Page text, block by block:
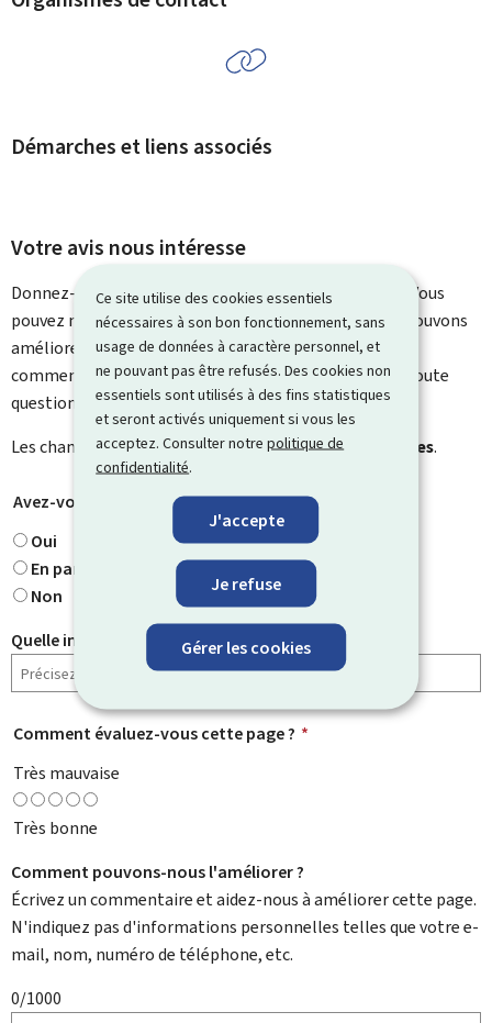
Ce site utilise des cookies essentiels
nécessaires à son bon fonctionnement, sans
usage de données à caractère personnel, et
ne pouvant pas être refusés. Des cookies non
essentiels sont utilisés à des fins statistiques
et seront activés uniquement si vous les
acceptez. Consulter notrepolitique de
confidentialité.
J'accepte
Je refuse
Gérer les cookies
Démarches et liens associés
Votre avis nous intéresse
Donnez-nous votre avis sur le contenu de cette page. Vous
pouvez nous laisser un commentaire sur ce que nous pouvons
améliorer. Vous ne recevrez pas de réponse à votre
commentaire. Utilisez le formulaire de contact pour toute
question particulière.
Les champs marqués d’une étoile ( * ) sontobligatoires.
Avez-vous trouvé ce que vous cherchiez ?
Oui
En partie
Non
Quelle information cherchiez-vous ?
Comment évaluez-vous cette page ? *
Très mauvaise
Très bonne
Comment pouvons-nous l'améliorer ?
Écrivez un commentaire et aidez-nous à améliorer cette page.
N'indiquez pas d'informations personnelles telles que votre e-
mail, nom, numéro de téléphone, etc.
0/1000